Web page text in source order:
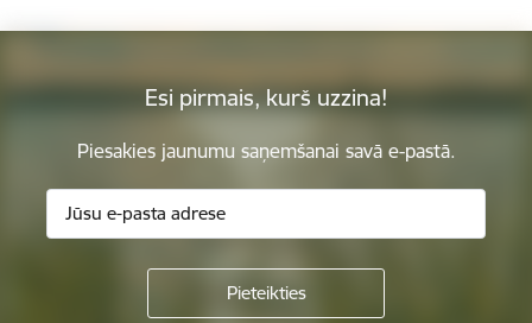
Esi pirmais, kurš uzzina!
Piesakies jaunumu saņemšanai savā e-pastā.